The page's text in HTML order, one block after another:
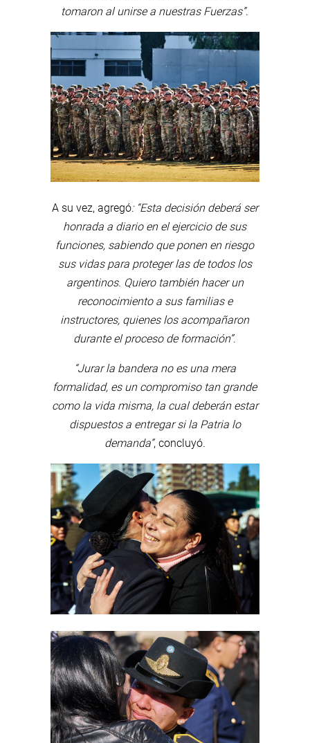
tomaron al unirse a nuestras Fuerzas”.
A su vez, agregó: “Esta decisión deberá ser
honrada a diario en el ejercicio de sus
funciones, sabiendo que ponen en riesgo
sus vidas para proteger las de todos los
argentinos. Quiero también hacer un
reconocimiento a sus familias e
instructores, quienes los acompañaron
durante el proceso de formación”.
“Jurar la bandera no es una mera
formalidad, es un compromiso tan grande
como la vida misma, la cual deberán estar
dispuestos a entregar si la Patria lo
demanda”, concluyó.